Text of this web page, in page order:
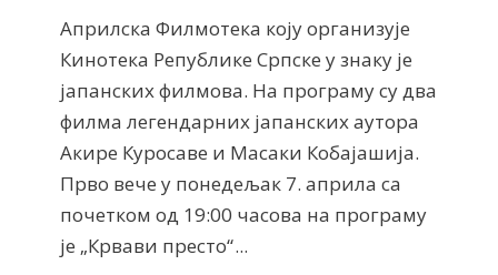
Априлска Филмотека коју организује
Кинотека Републике Српске у знаку је
јапанских филмова. На програму су два
филма легендарних јапанских аутора
Акире Куросаве и Масаки Кобајашија.
Прво вече у понедељак 7. априла са
почетком од 19:00 часова на програму
је „Крвави престо“